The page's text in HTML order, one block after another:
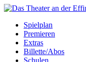
Spielplan
Premieren
Extras
Billette/Abos
Schulen